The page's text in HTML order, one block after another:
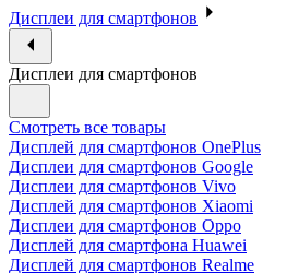
Дисплеи для смартфонов
Дисплеи для смартфонов
Смотреть все товары
Дисплей для смартфонов OnePlus
Дисплеи для смартфонов Google
Дисплеи для смартфонов Vivo
Дисплей для смартфонов Xiaomi
Дисплеи для смартфонов Oppo
Дисплей для смартфона Huawei
Дисплей для смартфонов Realme